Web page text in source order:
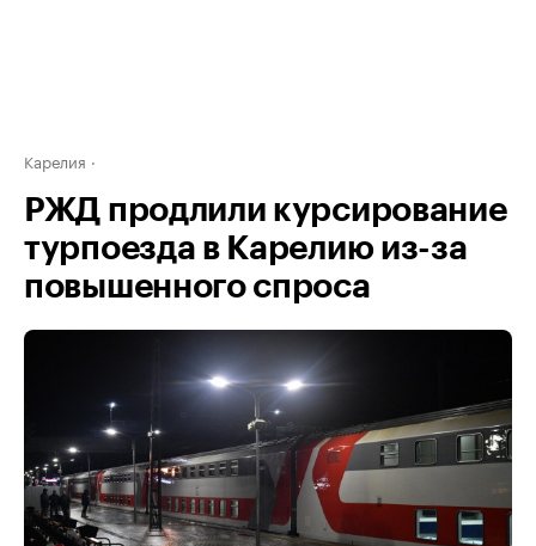
Карелия
РЖД продлили курсирование
турпоезда в Карелию из-за
повышенного спроса